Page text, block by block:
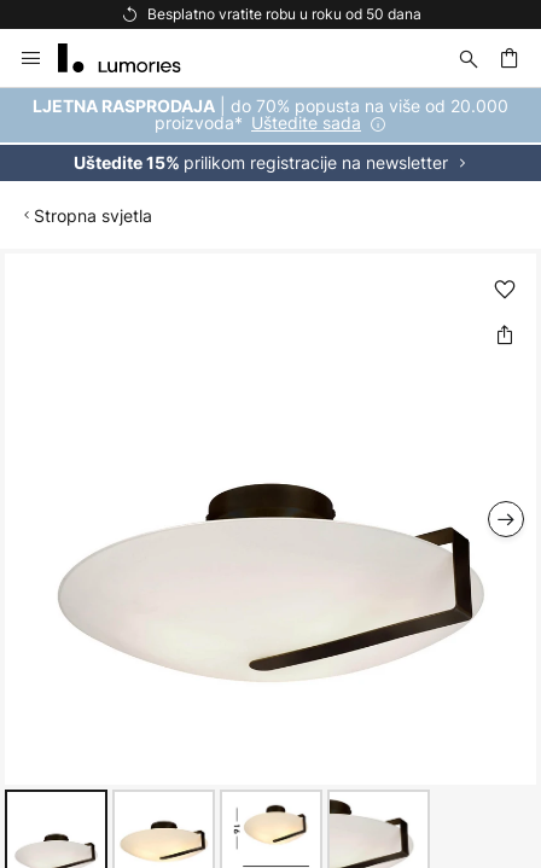
vratite robu u roku od 50 dana
to
Content
LJETNA RASPRODAJA | do 70% popusta na više od 20.000
proizvoda* Uštedite sada
Uštedite 15% prilikom registracije na newsletter
Stropna svjetla